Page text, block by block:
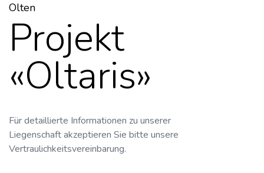
Olten
Projekt
«Oltaris»
Für detaillierte Informationen zu unserer
Liegenschaft akzeptieren Sie bitte unsere
Vertraulichkeitsvereinbarung.